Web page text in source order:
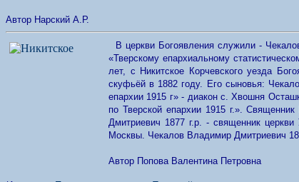
Автор Нарский А.Р.
В церкви Богоявления служили -
«Тверскому епархиальному
лет, с Никитское Корчевского уезда
скуфьёй в 1882 году. Его сыновья:
епархии 1915 г» - диакон с. Хвошня
по Тверской епархии 1915 г.».
Дмитриевич 1877 г.р. - священник
Москвы. Чекалов Владимир Дмитриевич
Автор Попова Валентина Петровна